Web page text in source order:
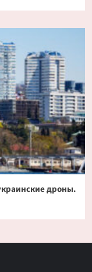
дроны.